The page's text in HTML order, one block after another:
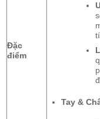
Đặc
điểm
Tay &